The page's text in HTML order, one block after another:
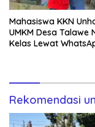
Mahasiswa KKN
UMKM Desa Talawe
Kelas Lewat
Rekomendasi